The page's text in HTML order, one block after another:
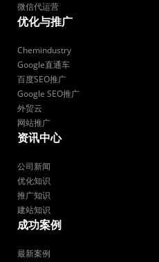
微信代运营
优化与推广
Chemindustry
Google直通车
百度SEO推广
Google SEO推广
外贸云
网站推广
资讯中心
公司新闻
优化知识
推广知识
建站知识
成功案例
最新案例